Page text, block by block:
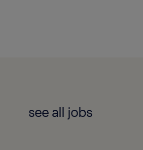
see all jobs